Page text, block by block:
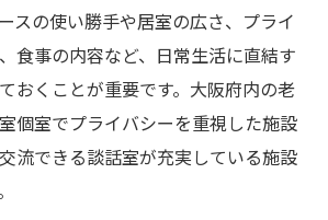
スの使い勝手や居室の広さ、プライ
食事の内容など、日常生活に直結す
おくことが重要です。大阪府内の老
個室でプライバシーを重視した施設
流できる談話室が充実している施設